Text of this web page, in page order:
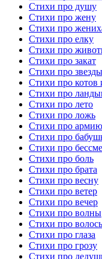
Стихи про душу
Стихи про жену
Стихи про
Стихи про елку
Стихи про
Стихи про закат
Стихи про звезды
Стихи про котов
Стихи про
Стихи про лето
Стихи про ложь
Стихи про армию
Стихи про
Стихи про
Стихи про боль
Стихи про брата
Стихи про весну
Стихи про ветер
Стихи про вечер
Стихи про волны
Стихи про
Стихи про глаза
Стихи про грозу
Стихи про